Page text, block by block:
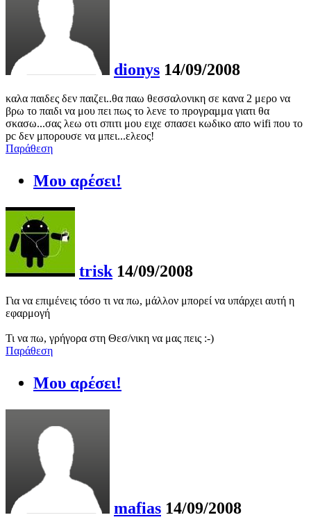
dionys 14/09/2008
καλα παιδες δεν παιζει..θα παω θεσσαλονικη σε κανα 2 μερο να
βρω το παιδι να μου πει πως το λενε το προγραμμα γιατι θα
σκασω...σας λεω οτι σπιτι μου ειχε σπασει κωδικο απο wifi που το
pc δεν μπορουσε να μπει...ελεος!
Παράθεση
Μου αρέσει!
trisk 14/09/2008
Για να επιμένεις τόσο τι να πω, μάλλον μπορεί να υπάρχει αυτή η
εφαρμογή
Τι να πω, γρήγορα στη Θεσ/νικη να μας πεις :-)
Παράθεση
Μου αρέσει!
mafias 14/09/2008